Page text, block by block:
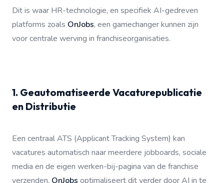
Dit is waar HR-technologie, en specifiek AI-gedreven
platforms zoals OnJobs, een gamechanger kunnen zijn
voor centrale werving in franchiseorganisaties.
1. Geautomatiseerde Vacaturepublicatie
en Distributie
Een centraal ATS (Applicant Tracking System) kan
vacatures automatisch naar meerdere jobboards, sociale
media en de eigen werken-bij-pagina van de franchise
verzenden. OnJobs optimaliseert dit verder door AI in te